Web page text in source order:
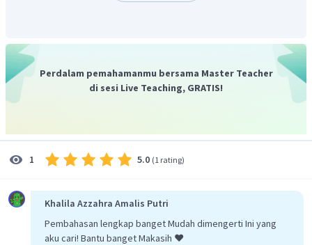
Perdalam pemahamanmu bersama Master Teacher
di sesi Live Teaching, GRATIS!
1 5.0 (1 rating)
Khalila Azzahra Amalis Putri
Pembahasan lengkap banget Mudah dimengerti Ini yang
aku cari! Bantu banget Makasih ❤️